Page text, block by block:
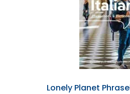
Lonely Planet